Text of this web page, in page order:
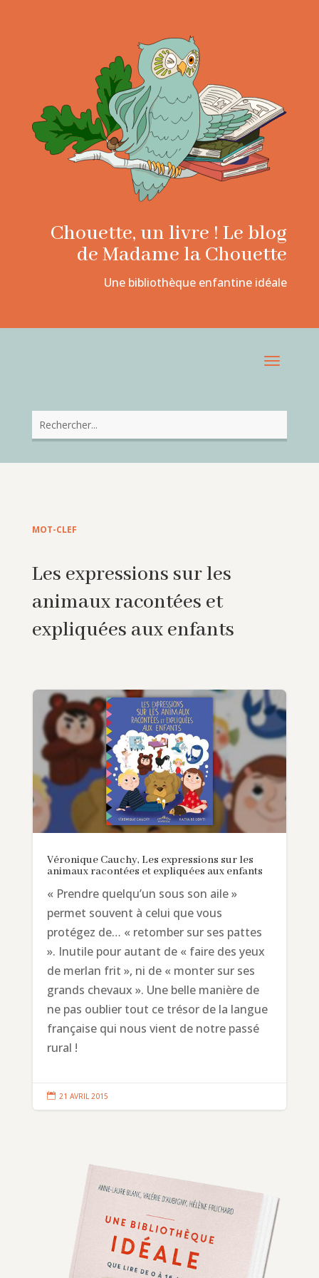
Chouette, un livre ! Le blog
de Madame la Chouette
Une bibliothèque enfantine idéale
MOT-CLEF
Les expressions sur les
animaux racontées et
expliquées aux enfants
Véronique Cauchy, Les expressions sur les
animaux racontées et expliquées aux enfants
« Prendre quelqu’un sous son aile »
permet souvent à celui que vous
protégez de… « retomber sur ses pattes
». Inutile pour autant de « faire des yeux
de merlan frit », ni de « monter sur ses
grands chevaux ». Une belle manière de
ne pas oublier tout ce trésor de la langue
française qui nous vient de notre passé
rural !
 21 AVRIL 2015